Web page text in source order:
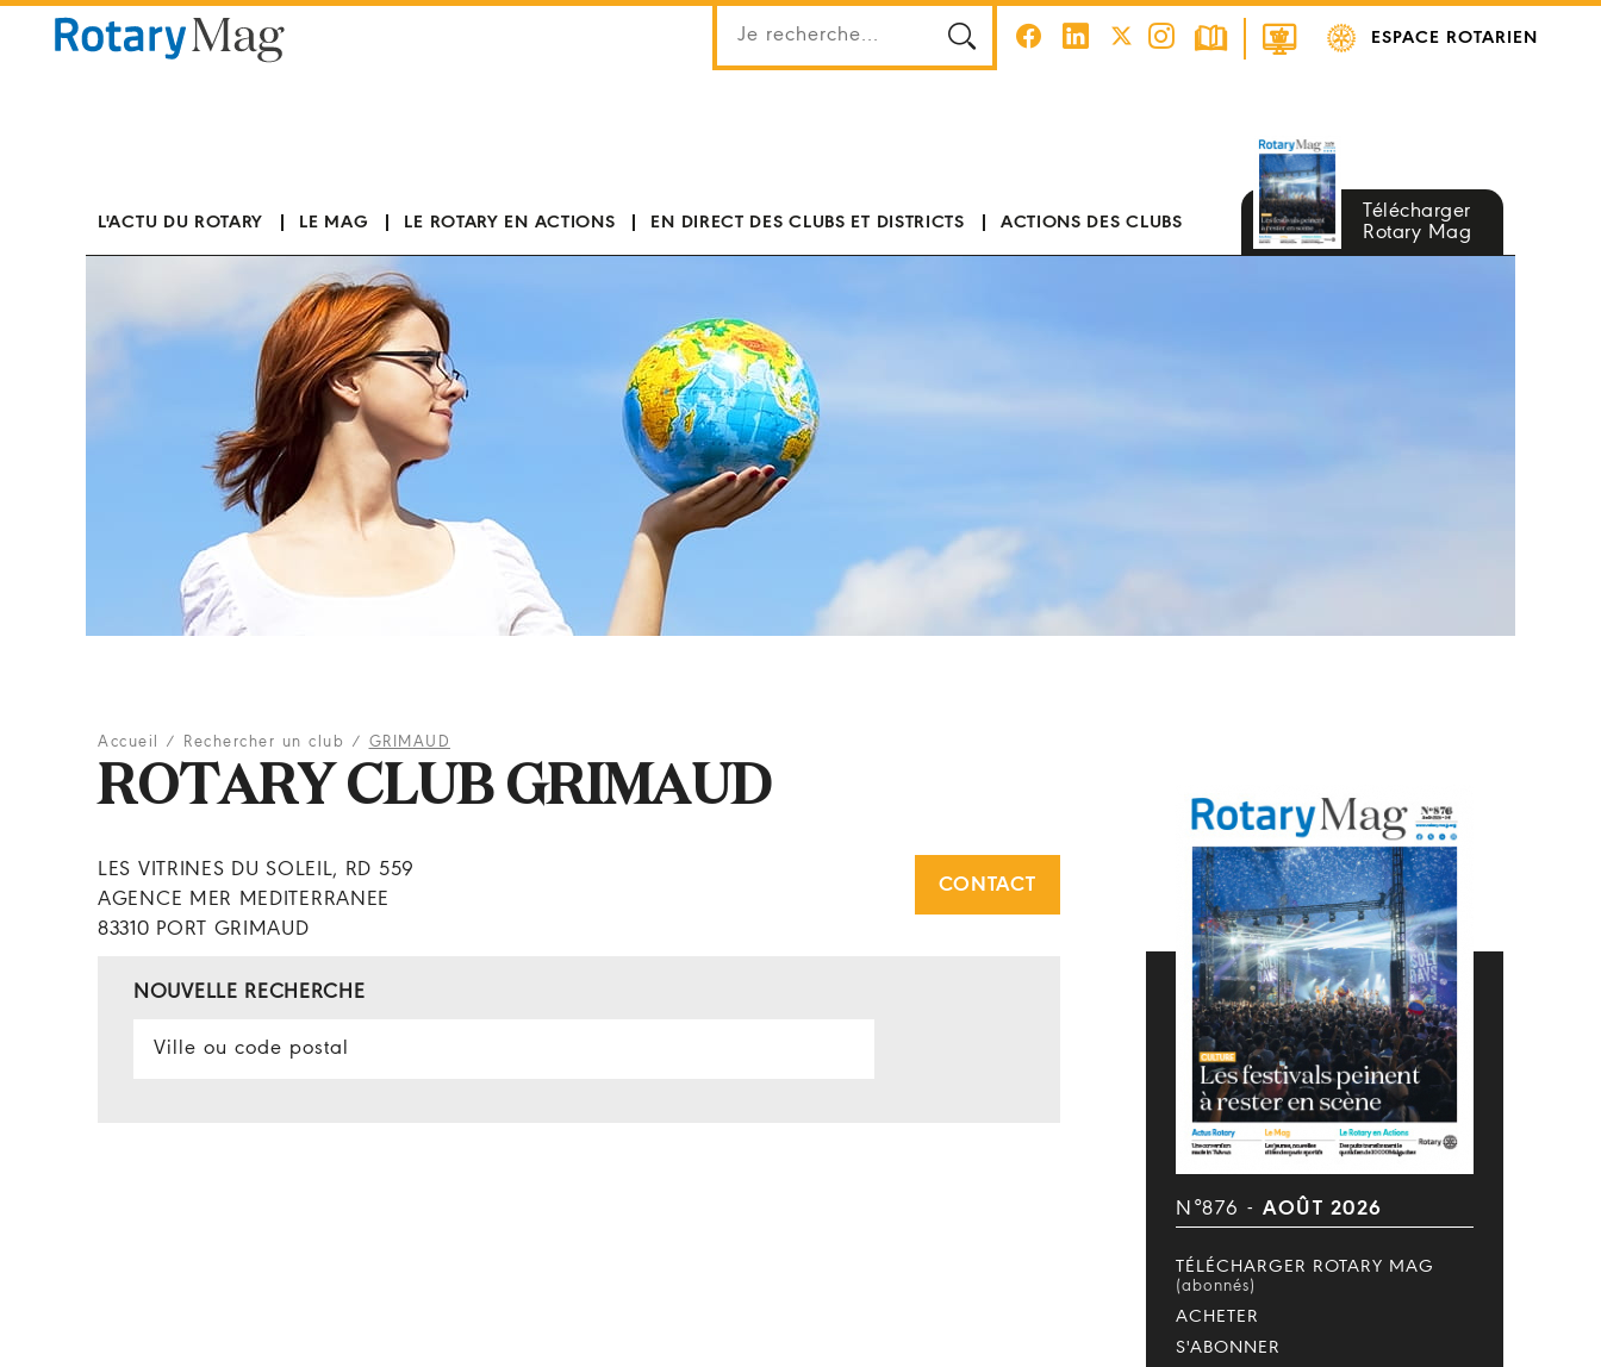
ESPACE ROTARIEN
L'ACTU DU ROTARY LE MAG LE ROTARY EN ACTIONS EN DIRECT DES CLUBS ET DISTRICTS ACTIONS DES CLUBS
Télécharger
Rotary Mag
Accueil / Rechercher un club / GRIMAUD
ROTARY CLUB GRIMAUD
LES VITRINES DU SOLEIL, RD 559
AGENCE MER MEDITERRANEE
83310 PORT GRIMAUD
CONTACT
NOUVELLE RECHERCHE
N°876 - AOÛT 2026
TÉLÉCHARGER ROTARY MAG
(abonnés)
ACHETER
S'ABONNER
Panneau de gestion des cookies